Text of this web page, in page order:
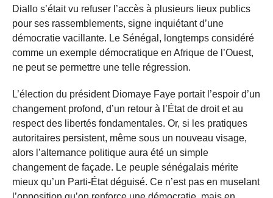
Diallo s’était vu refuser l’accès à plusieurs lieux publics
pour ses rassemblements, signe inquiétant d’une
démocratie vacillante. Le Sénégal, longtemps considéré
comme un exemple démocratique en Afrique de l’Ouest,
ne peut se permettre une telle régression.
L’élection du président Diomaye Faye portait l’espoir d’un
changement profond, d’un retour à l’État de droit et au
respect des libertés fondamentales. Or, si les pratiques
autoritaires persistent, même sous un nouveau visage,
alors l’alternance politique aura été un simple
changement de façade. Le peuple sénégalais mérite
mieux qu’un Parti-État déguisé. Ce n’est pas en muselant